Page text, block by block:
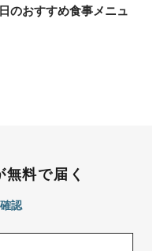
のおすすめ食事メニュ
料で届く
認